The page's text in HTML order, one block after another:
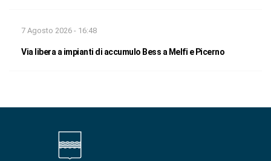
7 Agosto 2026 - 16:48
Via libera a impianti di accumulo Bess a Melfi e Picerno